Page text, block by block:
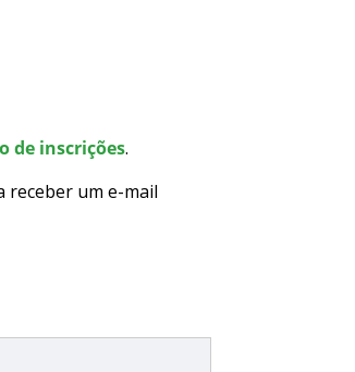
de inscrições.
receber um e-mail